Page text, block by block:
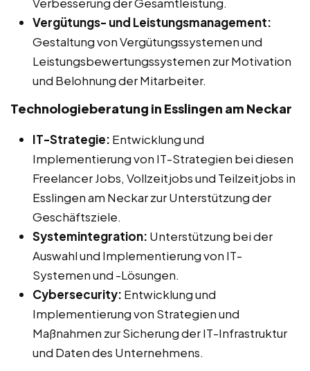
Vergütungs- und Leistungsmanagement:
Gestaltung von Vergütungssystemen und
Leistungsbewertungssystemen zur Motivation
und Belohnung der Mitarbeiter.
Technologieberatung in Esslingen am Neckar
IT-Strategie: Entwicklung und
Implementierung von IT-Strategien bei diesen
Freelancer Jobs, Vollzeitjobs und Teilzeitjobs in
Esslingen am Neckar zur Unterstützung der
Geschäftsziele.
Systemintegration: Unterstützung bei der
Auswahl und Implementierung von IT-
Systemen und -Lösungen.
Cybersecurity: Entwicklung und
Implementierung von Strategien und
Maßnahmen zur Sicherung der IT-Infrastruktur
und Daten des Unternehmens.